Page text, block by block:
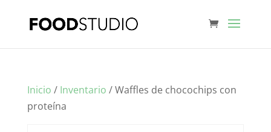
Inicio / Inventario / Waffles de chocochips con
proteína